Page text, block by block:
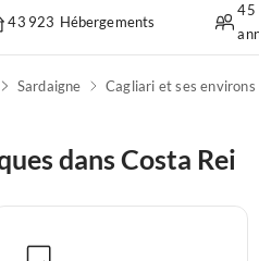
43 923 Hébergements
45
Sardaigne Cagliari et ses environs
dans Costa Rei